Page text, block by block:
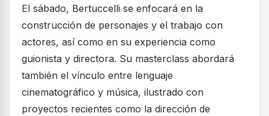
El sábado, Bertuccelli se enfocará en la
construcción de personajes y el trabajo con
actores, así como en su experiencia como
guionista y directora. Su masterclass abordará
también el vínculo entre lenguaje
cinematográfico y música, ilustrado con
proyectos recientes como la dirección de